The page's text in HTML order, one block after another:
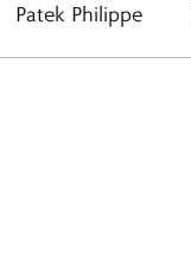
Patek Philippe